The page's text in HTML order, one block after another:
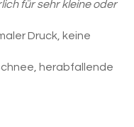
für sehr kleine oder
Druck, keine
herabfallende